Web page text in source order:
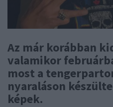
Az már korábban
valamikor
most a
nyaraláson
képek.